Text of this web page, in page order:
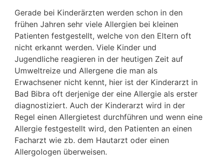
Gerade bei Kinderärzten werden schon in den
frühen Jahren sehr viele Allergien bei kleinen
Patienten festgestellt, welche von den Eltern oft
nicht erkannt werden. Viele Kinder und
Jugendliche reagieren in der heutigen Zeit auf
Umweltreize und Allergene die man als
Erwachsener nicht kennt, hier ist der Kinderarzt in
Bad Bibra oft derjenige der eine Allergie als erster
diagnostiziert. Auch der Kinderarzt wird in der
Regel einen Allergietest durchführen und wenn eine
Allergie festgestellt wird, den Patienten an einen
Facharzt wie zb. dem Hautarzt oder einen
Allergologen überweisen.